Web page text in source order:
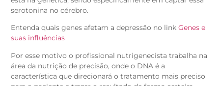
serotonina no cérebro.
Entenda quais genes afetam a depressão no linkGenes e
suas influências
Por esse motivo o profissional nutrigenecista trabalha na
área da nutrição de precisão, onde o DNA é a
característica que direcionará o tratamento mais preciso